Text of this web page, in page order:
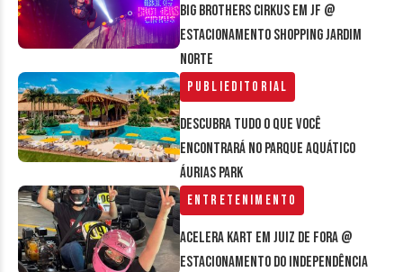
Big Brothers Cirkus em JF @
estacionamento Shopping Jardim
Norte
Publieditorial
Descubra tudo o que você
encontrará no parque aquático
Áurias Park
Entretenimento
Acelera Kart em Juiz de Fora @
estacionamento do Independência